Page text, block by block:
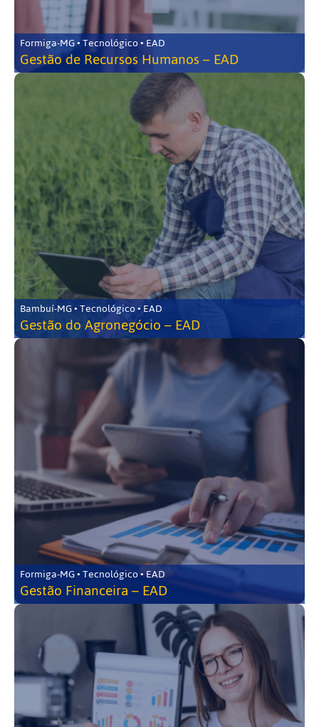
Formiga-MG • Tecnológico • EAD
Gestão de Recursos Humanos – EAD
Bambuí-MG • Tecnológico • EAD
Gestão do Agronegócio – EAD
Formiga-MG • Tecnológico • EAD
Gestão Financeira – EAD